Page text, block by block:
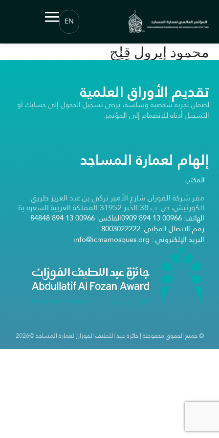
EN
محمود إيرول قِلِج
© جميع الحقوق محفوظة | جائزة عبداللطيف الفوزان لعمارة المساجد ©2026
تقديم الأوراق العلمية
لضمان تجربة شخصية وسلسة، يرجى تسجيل الدخول إلى حسابك أو
التسجيل أدناه للانضمام إلى المؤتمر.
إلهام لعمارة المساجد
المكتب
مقر شركة الفوزان شارع الأمير تركي بن عبد العزيز طريق
الكورنيش، ص. ب 38 الخبر 31952 المملكة العربية السعودية
الهاتف: 00966 13 894 0909 الفاكس: 00966 13 894 84848
رقم الاتصال المجاني: 8003022222
البريد الإلكتروني : info@icmamosques.org
© جميع الحقوق محفوظة | جائزة عبد اللطيف الفوزان لعمارة المساجد ©2026